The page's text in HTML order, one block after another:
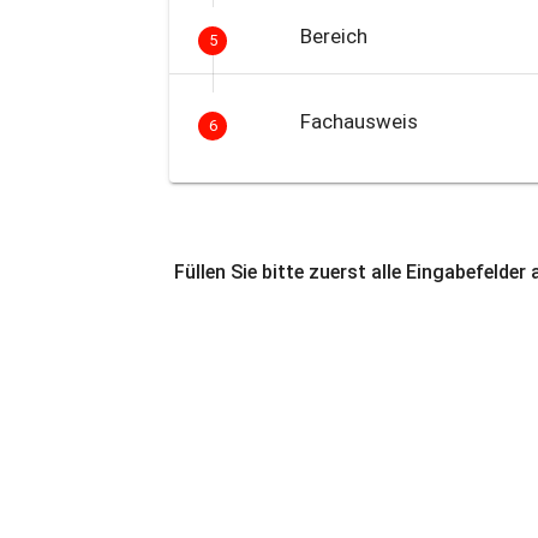
5 Bereich
6 Fachausweis
Füllen Sie bitte zuerst alle Eingabefelder